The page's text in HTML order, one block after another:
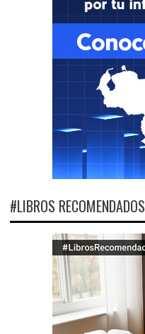
#LIBROS RECOMENDADOS